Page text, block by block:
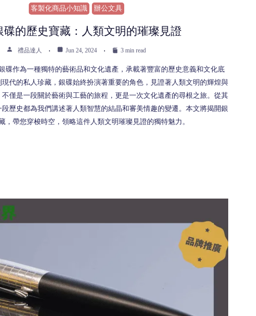
客製化商品小知識 辦公文具
碟的歷史寶藏：人類文明的璀璨見證
禮品達人 Jun 24, 2024 3 min read
碟作為一種獨特的藝術品和文化遺產，承載著豐富的歷史意義和文化底
代的私人珍藏，銀碟始終扮演著重要的角色，見證著人類文明的輝煌與
僅是一段關於藝術與工藝的旅程，更是一次文化遺產的尋根之旅。從其
歷史都為我們講述著人類智慧的結晶和審美情趣的變遷。本文將揭開銀
，帶您穿梭時空，領略這件人類文明璀璨見證的獨特魅力。